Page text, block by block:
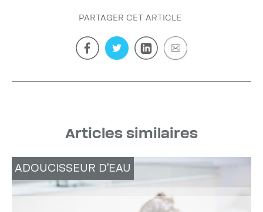
PARTAGER CET ARTICLE
Articles similaires
ADOUCISSEUR D'EAU